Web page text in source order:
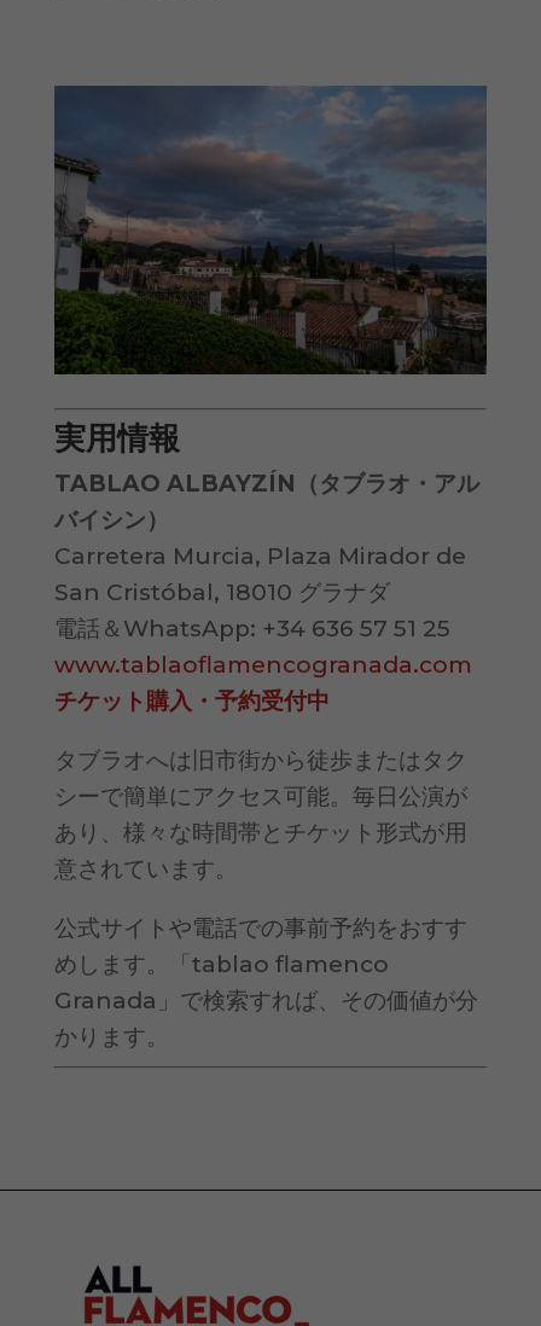
実用情報
TABLAO ALBAYZÍN（タブラオ・アル
バイシン）
Carretera Murcia, Plaza Mirador de
San Cristóbal, 18010 グラナダ
電話＆WhatsApp: +34 636 57 51 25
www.tablaoflamencogranada.com
チケット購入・予約受付中
タブラオへは旧市街から徒歩またはタク
シーで簡単にアクセス可能。毎日公演が
あり、様々な時間帯とチケット形式が用
意されています。
公式サイトや電話での事前予約をおすす
めします。「tablao flamenco
Granada」で検索すれば、その価値が分
かります。